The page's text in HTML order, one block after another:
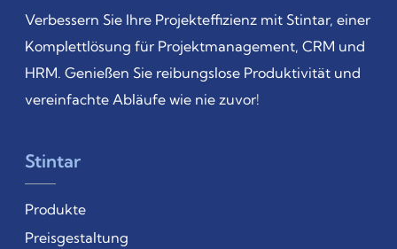
Verbessern Sie Ihre Projekteffizienz mit Stintar, einer
Komplettlösung für Projektmanagement, CRM und
HRM. Genießen Sie reibungslose Produktivität und
vereinfachte Abläufe wie nie zuvor!
Stintar
Produkte
Preisgestaltung